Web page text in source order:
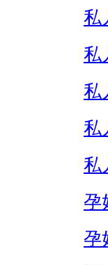
私
私
私
私
私
孕
孕